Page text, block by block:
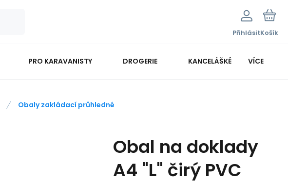
PřihlásitKošík
PRO KARAVANISTY DROGERIE KANCELÁŠKÉ POTŘEBY
VÍCE
Obaly zakládací průhledné
Obal na doklady
A4 "L" čirý PVC